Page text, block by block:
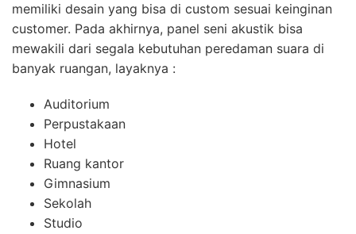
memiliki desain yang bisa di custom sesuai keinginan
customer. Pada akhirnya, panel seni akustik bisa
mewakili dari segala kebutuhan peredaman suara di
banyak ruangan, layaknya :
Auditorium
Perpustakaan
Hotel
Ruang kantor
Gimnasium
Sekolah
Studio